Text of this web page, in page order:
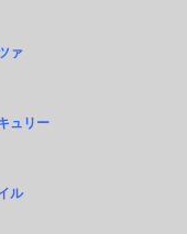
ァ
ュリー
ル